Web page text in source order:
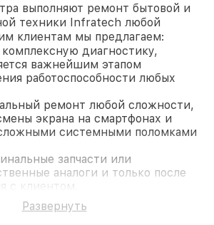
выполняют ремонт бытовой и
техники Infratech любой
клиентам мы предлагаем:
диагностику,
важнейшим этапом
работоспособности любых
ремонт любой сложности,
экрана на смартфонах и
сложными системными поломками
запчасти или
аналоги и только после
с клиентом.
замененные комплектующие
длительная гарантия. В случае
Развернуть